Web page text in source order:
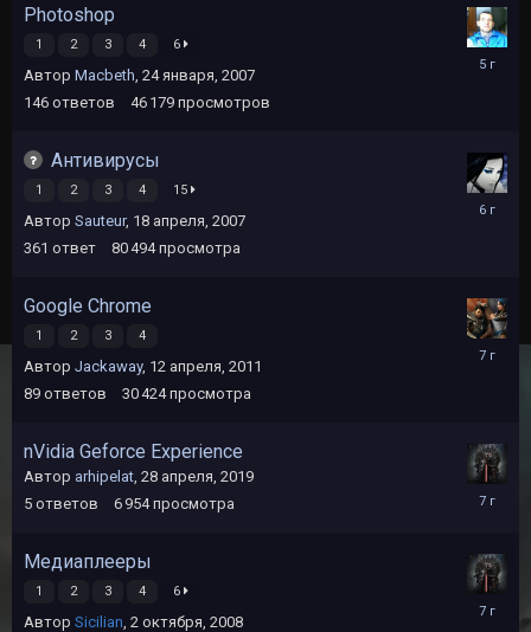
Photoshop
1 2 3 4 6
Автор Macbeth, 24 января, 2007
146 ответов 46 179 просмотров
Антивирусы
1 2 3 4 15
Автор Sauteur, 18 апреля, 2007
361 ответ 80 494 просмотра
Google Chrome
1 2 3 4
Автор Jackaway, 12 апреля, 2011
89 ответов 30 424 просмотра
22
nVidia Geforce Experience
Автор arhipelat, 28 апреля, 2019
5 ответов 6 954 просмотра
Медиаплееры
1 2 3 4 6
Автор Sicilian, 2 октября, 2008
23